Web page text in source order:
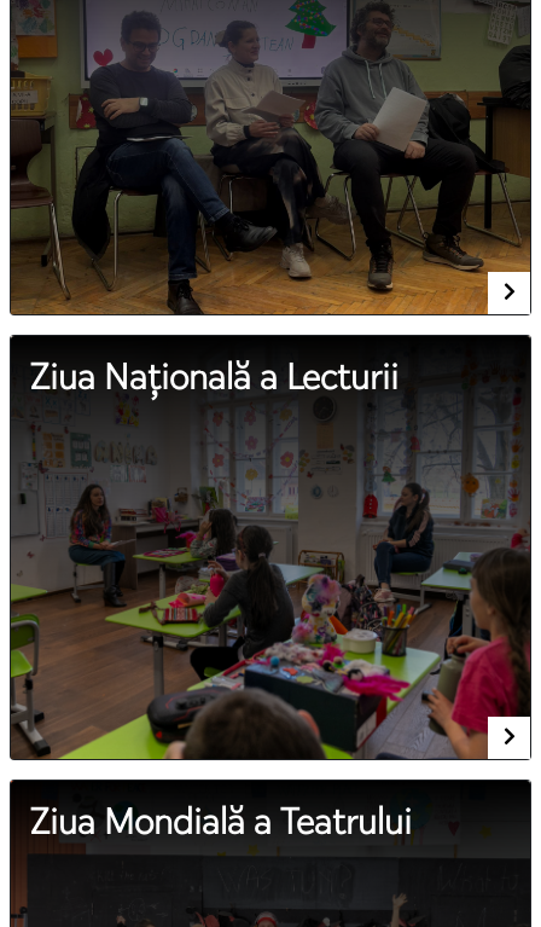
Ziua Națională a Lecturii
Ziua Mondială a Teatrului